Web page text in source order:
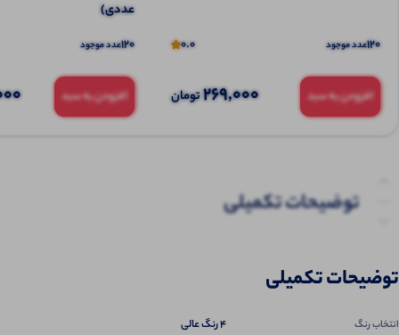
120عدد موجود 0.0
افزودن به سبد 269,000تومان
عددی)
120عدد موجود
افزودن به سبد
توضیحات تکمیلی
توضیحات تکمیلی
انتخاب رنگ ۴ رنگ عالی